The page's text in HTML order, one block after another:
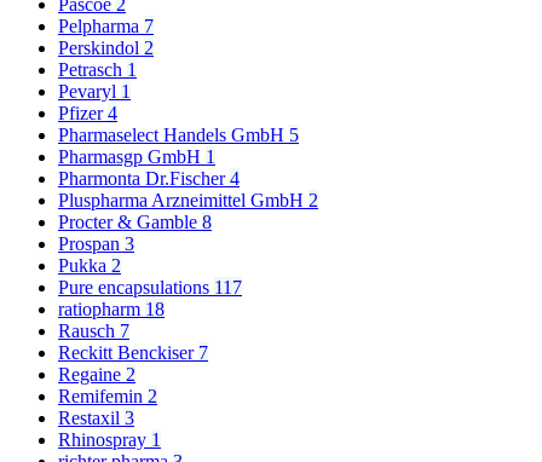
Pascoe 2
Pelpharma 7
Perskindol 2
Petrasch 1
Pevaryl 1
Pfizer4
Pharmaselect Handels GmbH 5
Pharmasgp GmbH 1
Pharmonta Dr.Fischer4
Pluspharma Arzneimittel GmbH 2
Procter & Gamble 8
Prospan 3
Pukka 2
Pure encapsulations 117
ratiopharm 18
Rausch 7
Reckitt Benckiser 7
Regaine 2
Remifemin 2
Restaxil 3
Rhinospray 1